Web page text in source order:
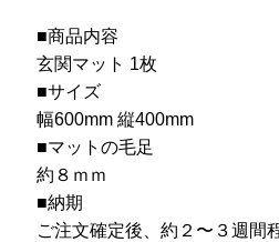
■商品内容
玄関マット 1枚
■サイズ
幅600mm 縦400mm
■マットの毛足
約８ｍｍ
■納期
ご注文確定後、約２〜３週間